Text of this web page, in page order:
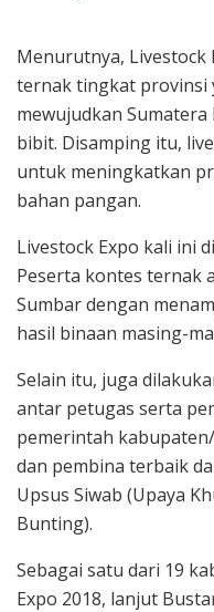
Menurutnya, Livestock
ternak tingkat
mewujudkan
bibit. Disamping itu,
untuk meningkatkan
bahan pangan.
Livestock Expo kali ini
Peserta kontes ternak
Sumbar dengan
hasil binaan masing-
Selain itu, juga
antar petugas serta
pemerintah
dan pembina terbaik
Upsus Siwab (Upaya
Bunting).
Sebagai satu dari 19
Expo 2018, lanjut